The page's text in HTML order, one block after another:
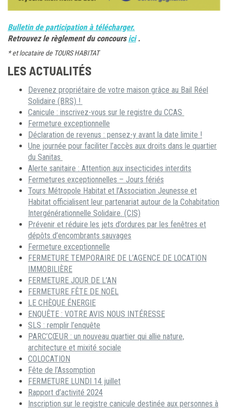
Bulletin de participation à télécharger.
Retrouvez le règlement du concoursici.
* et locataire de TOURS HABITAT
LES ACTUALITÉS
Devenez propriétaire de votre maison grâce au Bail Réel
Solidaire (BRS) !
Canicule : inscrivez-vous sur le registre du CCAS
Fermeture exceptionnelle
Déclaration de revenus : pensez-y avant la date limite !
Une journée pour faciliter l’accès aux droits dans le quartier
du Sanitas
Alerte sanitaire : Attention aux insecticides interdits
Fermetures exceptionnelles – Jours fériés
Tours Métropole Habitat et l’Association Jeunesse et
Habitat officialisent leur partenariat autour de la Cohabitation
Intergénérationnelle Solidaire. (CIS)
Prévenir et réduire les jets d’ordures par les fenêtres et
dépôts d’encombrants sauvages
Fermeture exceptionnelle
FERMETURE TEMPORAIRE DE L’AGENCE DE LOCATION
IMMOBILIÈRE
FERMETURE JOUR DE L’AN
FERMETURE FÊTE DE NOËL
LE CHÈQUE ÉNERGIE
ENQUÊTE : VOTRE AVIS NOUS INTÉRESSE
SLS : remplir l’enquête
PARC’CŒUR : un nouveau quartier qui allie nature,
architecture et mixité sociale
COLOCATION
Fête de l’Assomption
FERMETURE LUNDI 14 juillet
Rapport d’activité 2024
Inscription sur le registre canicule destinée aux personnes à